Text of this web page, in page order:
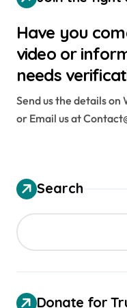
s
t
s
p
a
n
i
Have you
video or
needs
Send us the details on
or Email us at
Search
Donate for